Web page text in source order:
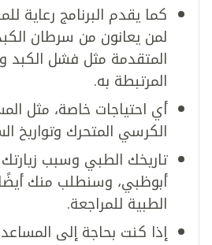
كما يقدم البرنامج رعاية
لمن يعانون من سرطان
المتقدمة مثل فشل الكبد
المرتبطة به.
أي احتياجات خاصة، مثل
الكرسي المتحرك وتواريخ
تاريخك الطبي وسبب
أبوظبي، وسنطلب منك
الطبية للمراجعة.
إذا كنت بحاجة إلى